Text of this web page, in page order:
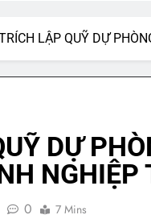
LẬP QUỸ DỰ
DỰ
0 7 Mins